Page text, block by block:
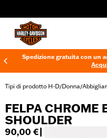
Spedizione gratuita con un
Tipi di prodotto H-D/Donna/
FELPA CHROME
SHOULDER
90,00 €